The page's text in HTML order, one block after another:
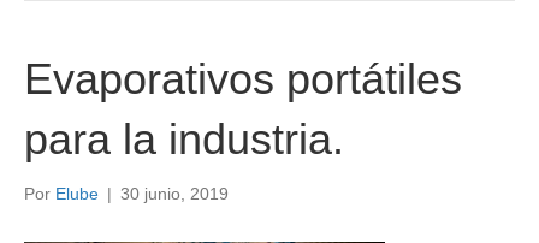
Evaporativos portátiles
para la industria.
Por Elube | 30 junio, 2019